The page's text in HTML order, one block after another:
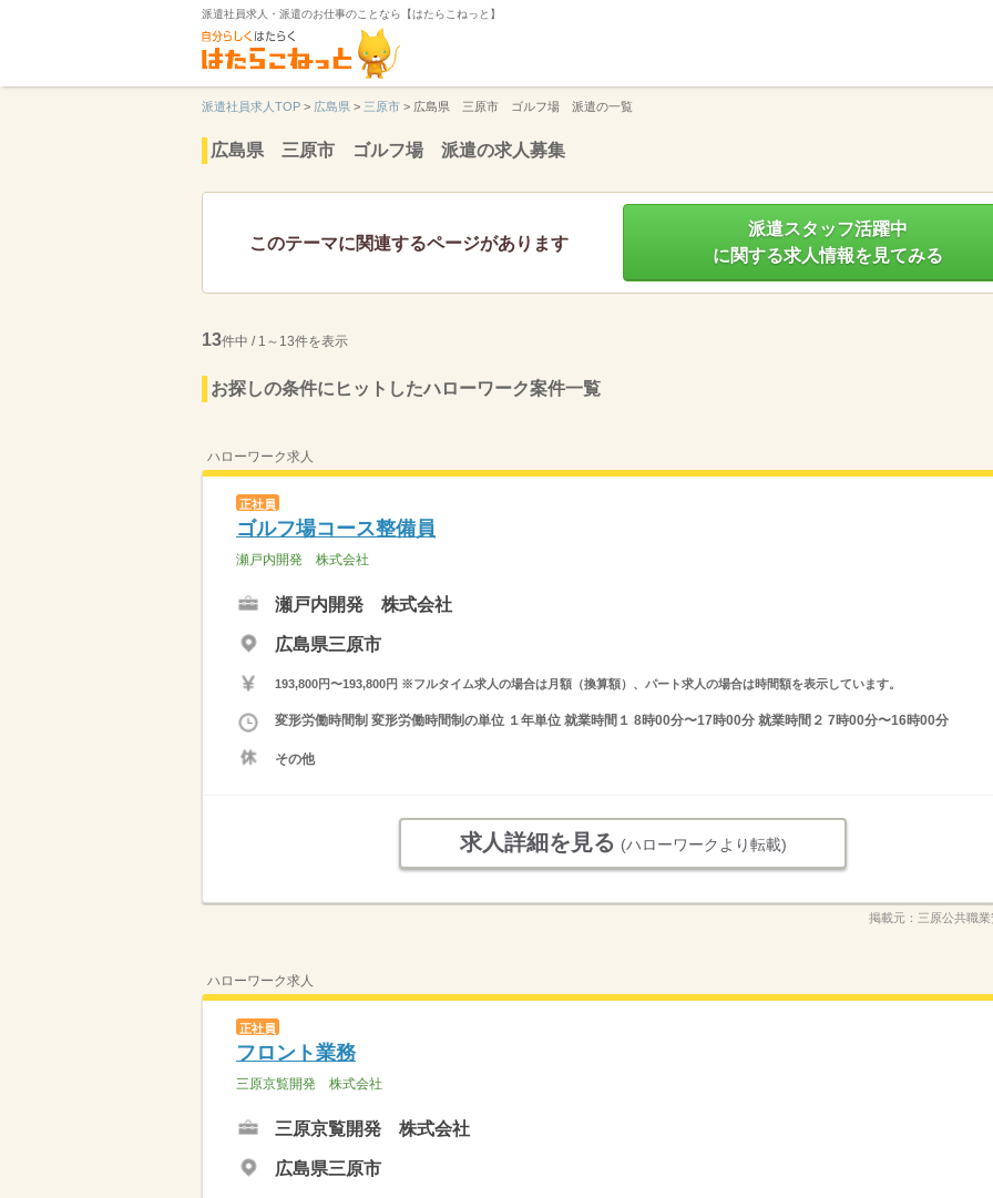
派遣社員求人・派遣のお仕事のことなら【はたらこねっと】
派遣社員求人TOP > 広島県 > 三原市 > 広島県 三原市 ゴルフ場 派遣の一覧
広島県 三原市 ゴルフ場 派遣の求人募集
このテーマに関連するページがあります
派遣スタッフ活躍中
に関する求人情報を見てみる
13件中 / 1～13件を表示
お探しの条件にヒットしたハローワーク案件一覧
ハローワーク求人
正社員
ゴルフ場コース整備員
瀬戸内開発 株式会社
瀬戸内開発 株式会社
広島県三原市
193,800円〜193,800円 ※フルタイム求人の場合は月額（換算額）、パート求人の場合は時間額を表示しています。
変形労働時間制 変形労働時間制の単位 １年単位 就業時間１ 8時00分〜17時00分 就業時間２ 7時00分〜16時00分
その他
求人詳細を見る (ハローワークより転載)
掲載元： 三原公共職
ハローワーク求人
正社員
フロント業務
三原京覧開発 株式会社
三原京覧開発 株式会社
広島県三原市